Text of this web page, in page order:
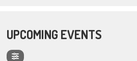
UPCOMING EVENTS